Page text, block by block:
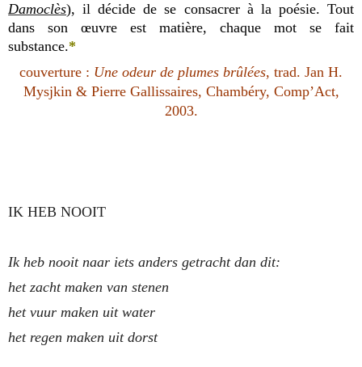
Damoclès), il décide de se consacrer à la poésie. Tout
dans son œuvre est matière, chaque mot se fait
substance.*
couverture : Une odeur de plumes brûlées, trad. Jan H.
Mysjkin & Pierre Gallissaires, Chambéry, Comp’Act,
2003.
IK HEB NOOIT
Ik heb nooit naar iets anders getracht dan dit:
het zacht maken van stenen
het vuur maken uit water
het regen maken uit dorst